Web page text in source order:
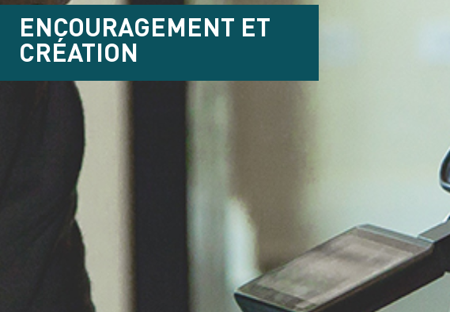
ENCOURAGEMENT ET
CRÉATION